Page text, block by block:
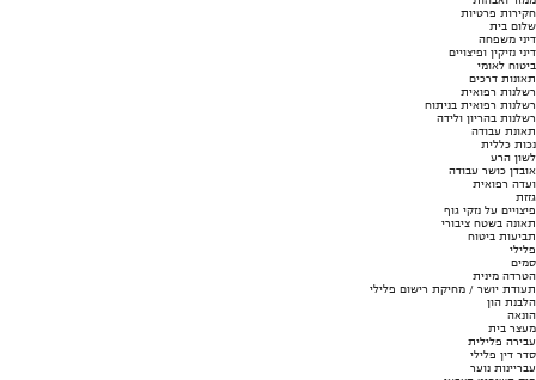
חקירות פרטיות
שלום בית
דיני משפחה
דיני נזיקין ופיצויים
ביטוח לאומי
תאונות דרכים
רשלנות רפואית
רשלנות רפואית בניתוח
רשלנות בהריון ולידה
תאונת עבודה
נכות כללית
לשון הרע
אובדן כושר עבודה
ועדה רפואית
גזזת
פיצויים על נזקי גוף
תאונה בשטח ציבורי
תביעות ביטוח
פלילי
סמים
הטרדה מינית
תעודת יושר / מחיקת רישום פלילי
הלבנת הון
הונאה
מעצר בית
עבירה פלילית
סדר דין פלילי
עבריינות נוער